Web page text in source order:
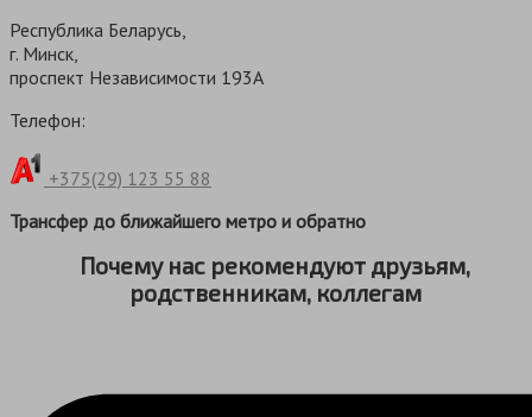
Республика Беларусь,
г. Минск,
проспект Независимости 193А
Телефон:
+375(29) 123 55 88
Трансфер до ближайшего метро и обратно
Почему нас рекомендуют друзьям,
родственникам, коллегам